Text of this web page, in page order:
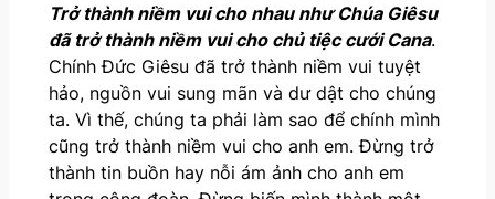
Trở thành niềm vui cho nhau như Chúa Giêsu
đã trở thành niềm vui cho chủ tiệc cưới Cana.
Chính Đức Giêsu đã trở thành niềm vui tuyệt
hảo, nguồn vui sung mãn và dư dật cho chúng
ta. Vì thế, chúng ta phải làm sao để chính mình
cũng trở thành niềm vui cho anh em. Đừng trở
thành tin buồn hay nỗi ám ảnh cho anh em